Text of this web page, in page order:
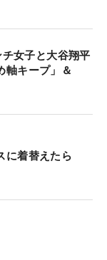
女子と大谷翔平
軸キープ」＆
に着替えたら